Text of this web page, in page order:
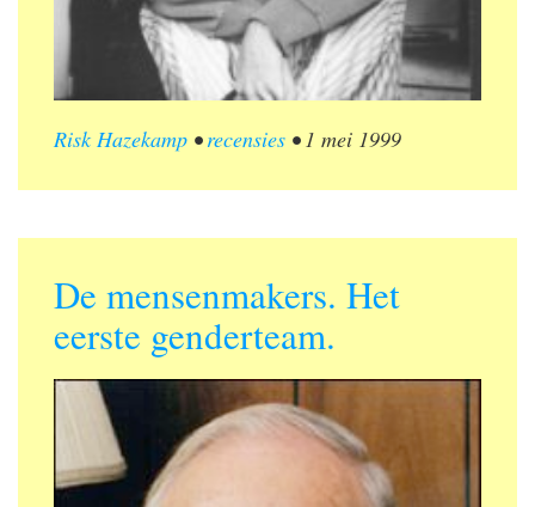
Risk Hazekamp •recensies •1 mei 1999
De mensenmakers. Het
eerste genderteam.